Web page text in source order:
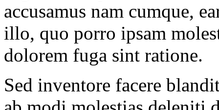
accusamus nam cumque,
illo, quo porro ipsam
dolorem fuga sint ratione.
Sed inventore facere